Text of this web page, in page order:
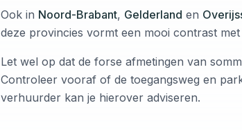
Ook in Noord-Brabant, Gelderland en
deze provincies vormt een mooi contrast
Let wel op dat de forse afmetingen van
Controleer vooraf of de toegangsweg en
verhuurder kan je hierover adviseren.